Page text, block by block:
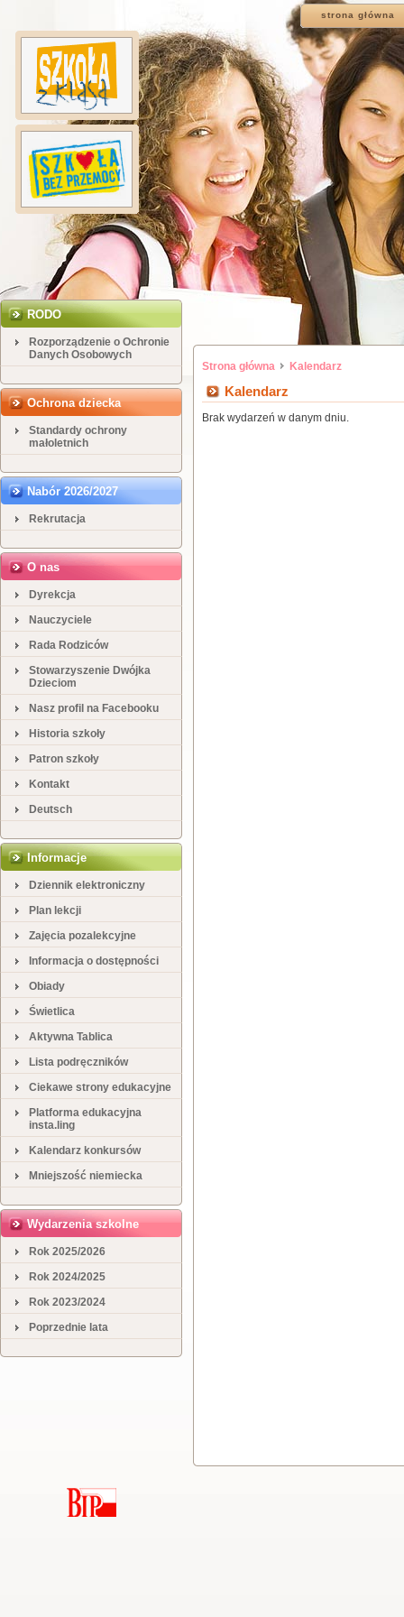
strona główna
RODO
Rozporządzenie o Ochronie
Danych Osobowych
Ochrona dziecka
Standardy ochrony
małoletnich
Nabór 2026/2027
Rekrutacja
O nas
Dyrekcja
Nauczyciele
Rada Rodziców
Stowarzyszenie Dwójka
Dzieciom
Nasz profil na Facebooku
Historia szkoły
Patron szkoły
Kontakt
Deutsch
Informacje
Dziennik elektroniczny
Plan lekcji
Zajęcia pozalekcyjne
Informacja o dostępności
Obiady
Świetlica
Aktywna Tablica
Lista podręczników
Ciekawe strony edukacyjne
Platforma edukacyjna
insta.ling
Kalendarz konkursów
Mniejszość niemiecka
Wydarzenia szkolne
Rok 2025/2026
Rok 2024/2025
Rok 2023/2024
Poprzednie lata
Strona główna Kalendarz
Kalendarz
Brak wydarzeń w danym dniu.